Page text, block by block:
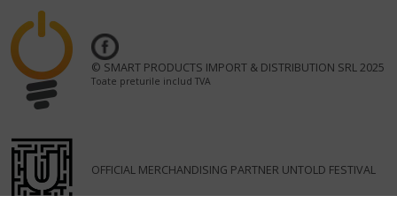
© SMART PRODUCTS IMPORT & DISTRIBUTION SRL 2025
Toate preturile includ TVA
OFFICIAL MERCHANDISING PARTNER UNTOLD FESTIVAL